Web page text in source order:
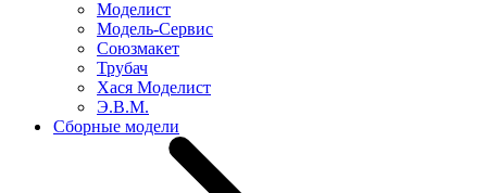
Моделист
Модель-Сервис
Союзмакет
Трубач
Хася Моделист
Э.В.М.
Сборные модели